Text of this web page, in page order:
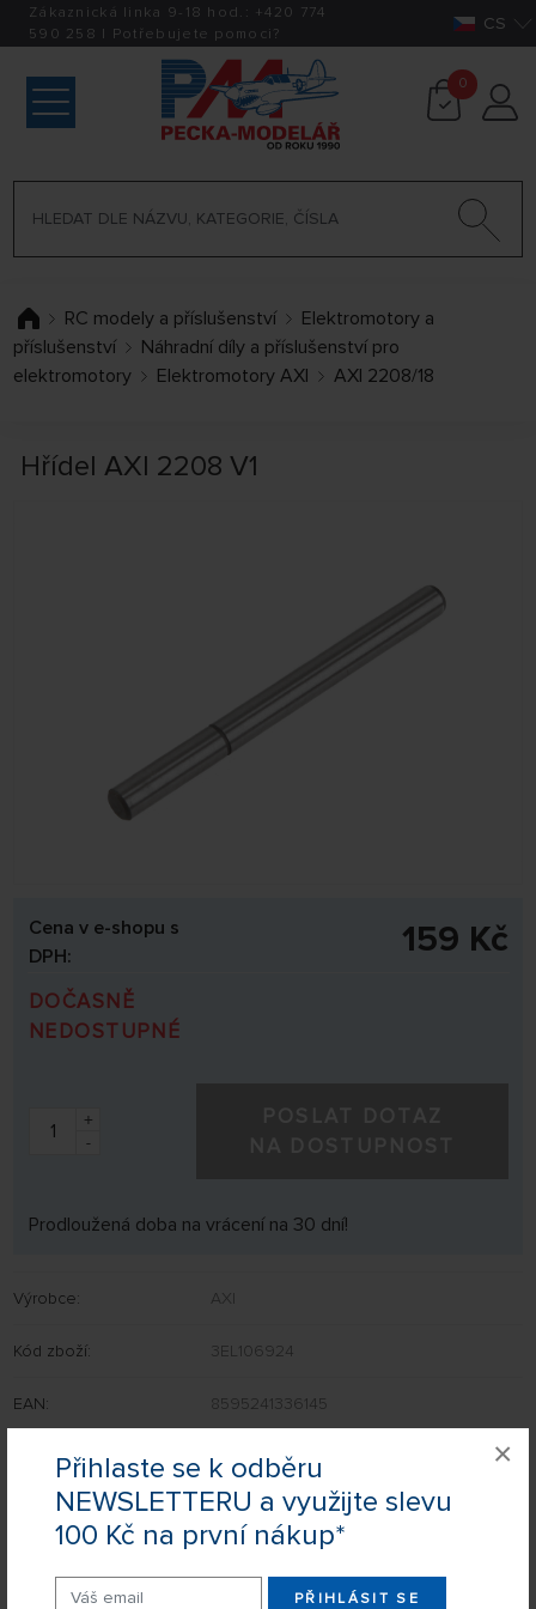
Přihlaste se k odběru
NEWSLETTERU a využijte slevu
100 Kč na první nákup*
PŘIHLÁSIT SE
×
Zákaznická linka 9-18 hod.: +420 774
590 258 | Potřebujete pomoci? CS
0
RC modely a příslušenství
Elektromotory a
příslušenství
Náhradní díly a příslušenství pro
elektromotory
Elektromotory AXI AXI 2208/18
Hřídel AXI 2208 V1
Cena v e-shopu s
DPH:
159 Kč
DOČASNĚ
NEDOSTUPNÉ
+
-
Prodloužená doba na vrácení na 30 dní!
Výrobce: AXI
Kód zboží: 3EL106924
EAN: 8595241336145
Nevíte si rady s výběrem? Nejsou Vám některé parametry jasné?
Napište nám Váš dotaz a my Vás s odpovědí kontaktujeme.
Chcete dostat upozornění ve chvíli, kdy produkt bude k dispozici?
Stačí vyplnit formulář a náš hlídací pes Vám dá vědět.